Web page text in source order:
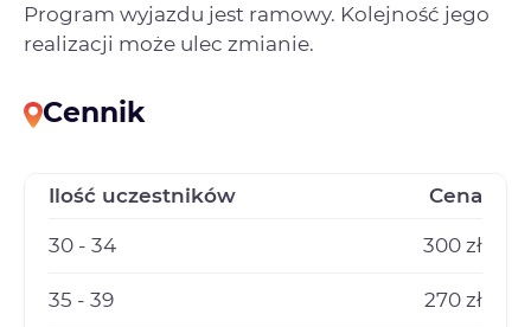
Program wyjazdu jest ramowy. Kolejność jego
realizacji może ulec zmianie.
Cennik
Ilość uczestników Cena
30 - 34 300 zł
35 - 39 270 zł